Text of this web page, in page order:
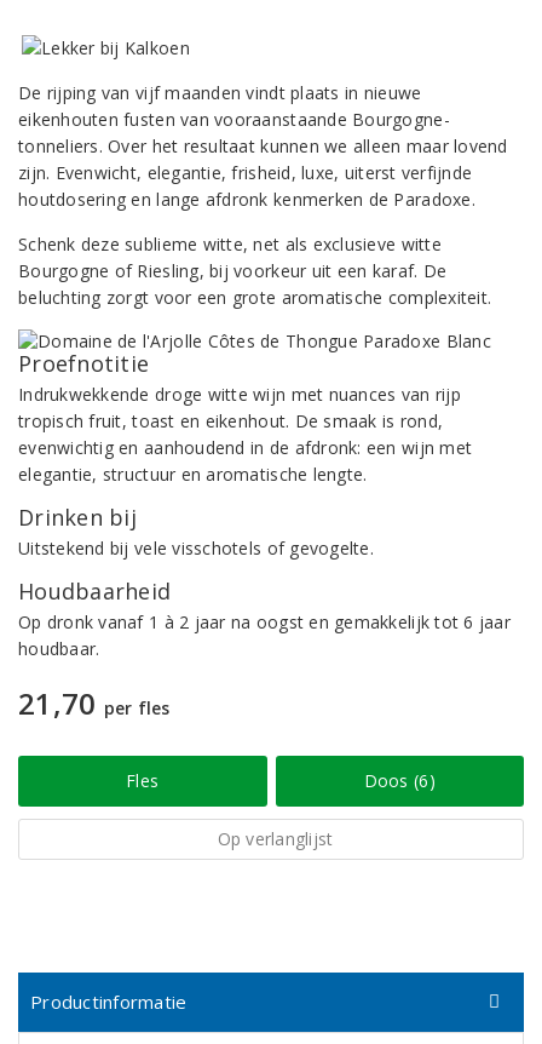
De rijping van vijf maanden vindt plaats in nieuwe
eikenhouten fusten van vooraanstaande Bourgogne-
tonneliers. Over het resultaat kunnen we alleen maar lovend
zijn. Evenwicht, elegantie, frisheid, luxe, uiterst verfijnde
houtdosering en lange afdronk kenmerken de Paradoxe.
Schenk deze sublieme witte, net als exclusieve witte
Bourgogne of Riesling, bij voorkeur uit een karaf. De
beluchting zorgt voor een grote aromatische complexiteit.
Proefnotitie
Indrukwekkende droge witte wijn met nuances van rijp
tropisch fruit, toast en eikenhout. De smaak is rond,
evenwichtig en aanhoudend in de afdronk: een wijn met
elegantie, structuur en aromatische lengte.
Drinken bij
Uitstekend bij vele visschotels of gevogelte.
Houdbaarheid
Op dronk vanaf 1 à 2 jaar na oogst en gemakkelijk tot 6 jaar
houdbaar.
21,70 per fles
Fles Doos (6)
Op verlanglijst
Productinformatie